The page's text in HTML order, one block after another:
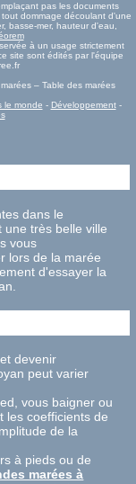
pas les documents
dommage découlant d'une
basse-mer, hauteur d'eau,
à un usage strictement
site sont édités par l'équipe
– Table des marées
le monde - Développement-
dans le
très belle ville
vous
lors de la marée
d'essayer la
devenir
peut varier
vous baigner ou
les coefficients de
de la
à pieds ou de
marées à